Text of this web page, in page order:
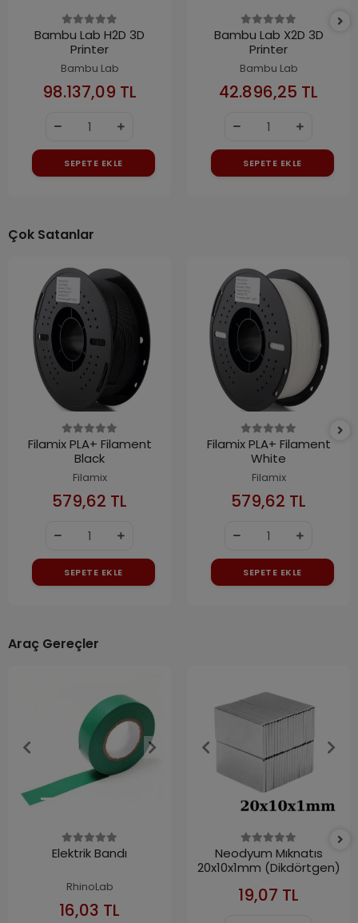
Bambu Lab H2D 3D
Printer
Bambu Lab
98.137,09 TL
SEPETE EKLE
Bambu Lab X2D 3D
Printer
Bambu Lab
42.896,25 TL
SEPETE EKLE
Çok Satanlar
Filamix PLA+ Filament
Black
Filamix
579,62 TL
SEPETE EKLE
Filamix PLA+ Filament
White
Filamix
579,62 TL
SEPETE EKLE
Araç Gereçler
Elektrik Bandı
RhinoLab
16,03 TL
Neodyum Mıknatıs
20x10x1mm (Dikdörtgen)
19,07 TL